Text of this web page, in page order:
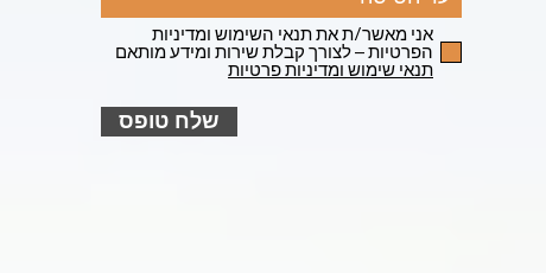
אני מאשר/ת את תנאי השימוש ומדיניות
הפרטיות – לצורך קבלת שירות ומידע מותאם
תנאי שימוש ומדיניות פרטיות
שלח טופס